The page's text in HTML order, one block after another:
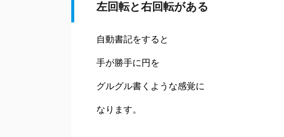
左回転と右回転がある
自動書記をすると
手が勝手に円を
グルグル書くような感覚に
なります。